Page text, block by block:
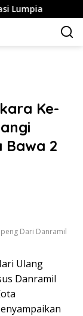
Panduan
Ke-
Bawa 2
Dari Danramil
Ulang
Danramil